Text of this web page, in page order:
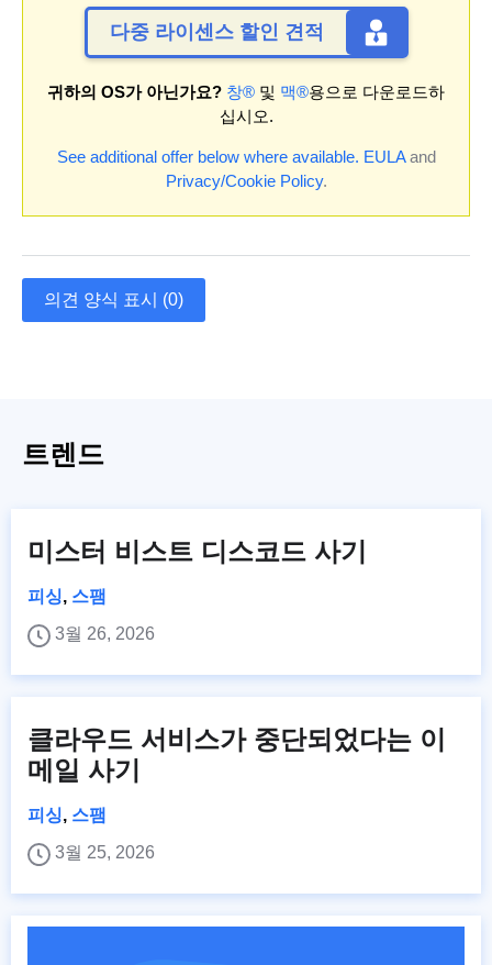
다중 라이센스 할인 견적
귀하의 OS가 아닌가요? 창® 및 맥®용으로 다운로드하
십시오.
See additional offer below where available. EULAand
Privacy/Cookie Policy.
의견 양식 표시 (0)
트렌드
미스터 비스트 디스코드 사기
피싱, 스팸
3월 26, 2026
클라우드 서비스가 중단되었다는 이
메일 사기
피싱, 스팸
3월 25, 2026